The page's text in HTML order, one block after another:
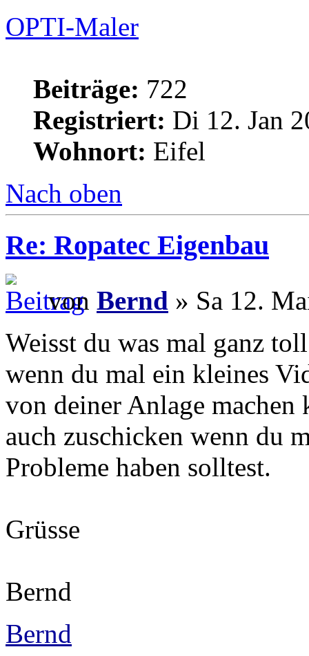
OPTI-Maler
Beiträge: 722
Registriert: Di 12. Jan
Wohnort: Eifel
Nach oben
Re: Ropatec Eigenbau
von Bernd » Sa 12.
Weisst du was mal ganz
wenn du mal ein kleines
von deiner Anlage
auch zuschicken wenn du
Probleme haben solltest.
Grüsse
Bernd
Bernd